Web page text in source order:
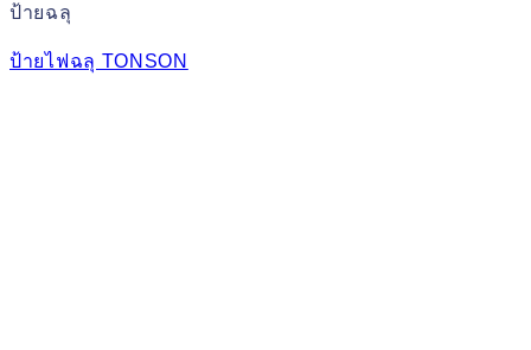
ป้ายฉลุ
ป้ายไฟฉลุ TONSON